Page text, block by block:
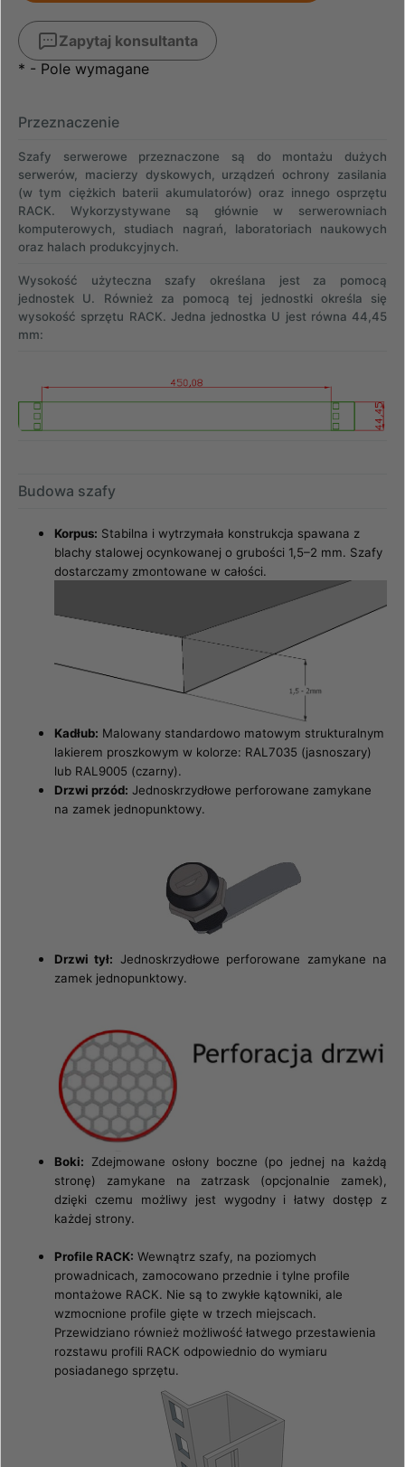
Zapytaj konsultanta
* - Pole wymagane
Przeznaczenie
Szafy serwerowe przeznaczone są do montażu dużych
serwerów, macierzy dyskowych, urządzeń ochrony zasilania
(w tym ciężkich baterii akumulatorów) oraz innego osprzętu
RACK. Wykorzystywane są głównie w serwerowniach
komputerowych, studiach nagrań, laboratoriach naukowych
oraz halach produkcyjnych.
Wysokość użyteczna szafy określana jest za pomocą
jednostek U. Również za pomocą tej jednostki określa się
wysokość sprzętu RACK. Jedna jednostka U jest równa 44,45
mm:
Budowa szafy
Korpus: Stabilna i wytrzymała konstrukcja spawana z
blachy stalowej ocynkowanej o grubości 1,5–2 mm. Szafy
dostarczamy zmontowane w całości.
Kadłub: Malowany standardowo matowym strukturalnym
lakierem proszkowym w kolorze: RAL7035 (jasnoszary)
lub RAL9005 (czarny).
Drzwi przód: Jednoskrzydłowe perforowane zamykane
na zamek jednopunktowy.
Drzwi tył: Jednoskrzydłowe perforowane zamykane na
zamek jednopunktowy.
Boki: Zdejmowane osłony boczne (po jednej na każdą
stronę) zamykane na zatrzask (opcjonalnie zamek),
dzięki czemu możliwy jest wygodny i łatwy dostęp z
każdej strony.
Profile RACK: Wewnątrz szafy, na poziomych
prowadnicach, zamocowano przednie i tylne profile
montażowe RACK. Nie są to zwykłe kątowniki, ale
wzmocnione profile gięte w trzech miejscach.
Przewidziano również możliwość łatwego przestawienia
rozstawu profili RACK odpowiednio do wymiaru
posiadanego sprzętu.